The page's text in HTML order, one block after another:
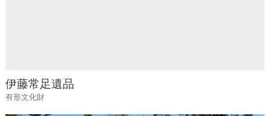
伊藤常足遺品
有形文化財